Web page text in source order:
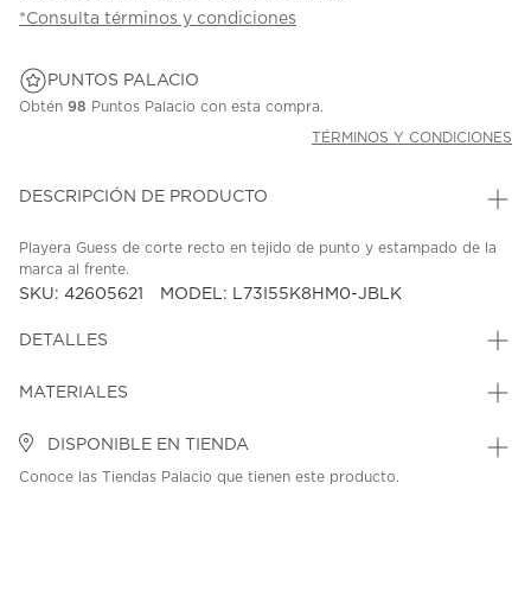
*Consulta términos y condiciones
PUNTOS PALACIO
Obtén 98 Puntos Palacio con esta compra.
TÉRMINOS Y CONDICIONES
DESCRIPCIÓN DE PRODUCTO
Playera Guess de corte recto en tejido de punto y estampado de la
marca al frente.
SKU: 42605621 MODEL: L73I55K8HM0-JBLK
DETALLES
MATERIALES
DISPONIBLE EN TIENDA
Conoce las Tiendas Palacio que tienen este producto.